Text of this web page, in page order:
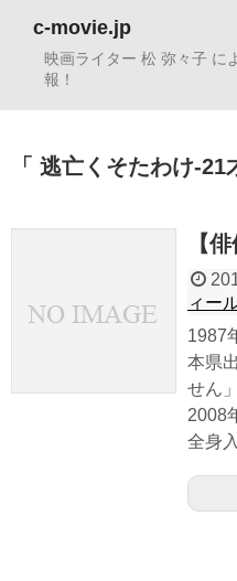
c-movie.jp
映画ライター 松 弥々子 に
報！
逃亡くそたわけ-21
【
ィー
1987
本県
せん
2008
全身